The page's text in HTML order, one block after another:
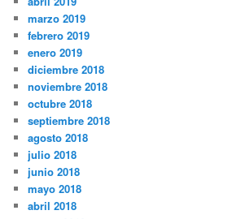
marzo 2019
febrero 2019
enero 2019
diciembre 2018
noviembre 2018
octubre 2018
septiembre 2018
agosto 2018
julio 2018
junio 2018
mayo 2018
abril 2018